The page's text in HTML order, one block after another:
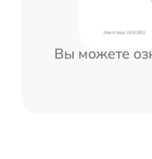
Вы можете